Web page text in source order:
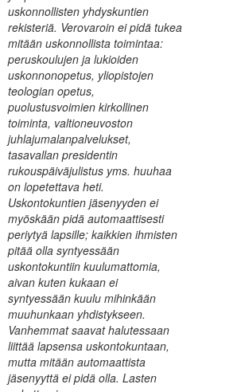
uskonnollisten yhdyskuntien
rekisteriä. Verovaroin ei pidä tukea
mitään uskonnollista toimintaa:
peruskoulujen ja lukioiden
uskonnonopetus, yliopistojen
teologian opetus,
puolustusvoimien kirkollinen
toiminta, valtioneuvoston
juhlajumalanpalvelukset,
tasavallan presidentin
rukouspäiväjulistus yms. huuhaa
on lopetettava heti.
Uskontokuntien jäsenyyden ei
myöskään pidä automaattisesti
periytyä lapsille; kaikkien ihmisten
pitää olla syntyessään
uskontokuntiin kuulumattomia,
aivan kuten kukaan ei
syntyessään kuulu mihinkään
muuhunkaan yhdistykseen.
Vanhemmat saavat halutessaan
liittää lapsensa uskontokuntaan,
mutta mitään automaattista
jäsenyyttä ei pidä olla. Lasten